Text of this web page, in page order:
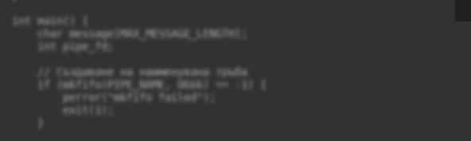
int main() {
    char message[MAX_MESSAGE_LENGTH];
    int pipe_fd;
    // Създаване на наименувана тръба
    if (mkfifo(PIPE_NAME, 0666) == -1) {
        perror("mkfifo failed");
        exit(1);